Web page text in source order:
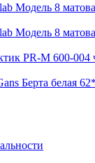
Модель 8
Модель 8
PR-M 600-004
Берта белая